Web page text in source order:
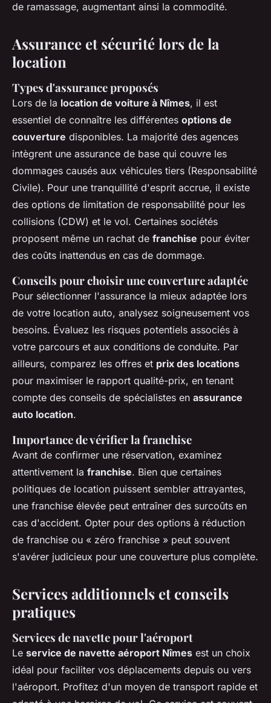
de ramassage, augmentant ainsi la commodité.
Assurance et sécurité lors de la
location
Types d'assurance proposés
Lors de la location de voiture à Nîmes, il est
essentiel de connaître les différentes options de
couverture disponibles. La majorité des agences
intègrent une assurance de base qui couvre les
dommages causés aux véhicules tiers (Responsabilité
Civile). Pour une tranquillité d'esprit accrue, il existe
des options de limitation de responsabilité pour les
collisions (CDW) et le vol. Certaines sociétés
proposent même un rachat de franchise pour éviter
des coûts inattendus en cas de dommage.
Conseils pour choisir une couverture adaptée
Pour sélectionner l'assurance la mieux adaptée lors
de votre location auto, analysez soigneusement vos
besoins. Évaluez les risques potentiels associés à
votre parcours et aux conditions de conduite. Par
ailleurs, comparez les offres et prix des locations
pour maximiser le rapport qualité-prix, en tenant
compte des conseils de spécialistes en assurance
auto location.
Importance de vérifier la franchise
Avant de confirmer une réservation, examinez
attentivement la franchise. Bien que certaines
politiques de location puissent sembler attrayantes,
une franchise élevée peut entraîner des surcoûts en
cas d'accident. Opter pour des options à réduction
de franchise ou « zéro franchise » peut souvent
s'avérer judicieux pour une couverture plus complète.
Services additionnels et conseils
pratiques
Services de navette pour l'aéroport
Le service de navette aéroport Nîmes est un choix
idéal pour faciliter vos déplacements depuis ou vers
l'aéroport. Profitez d'un moyen de transport rapide et